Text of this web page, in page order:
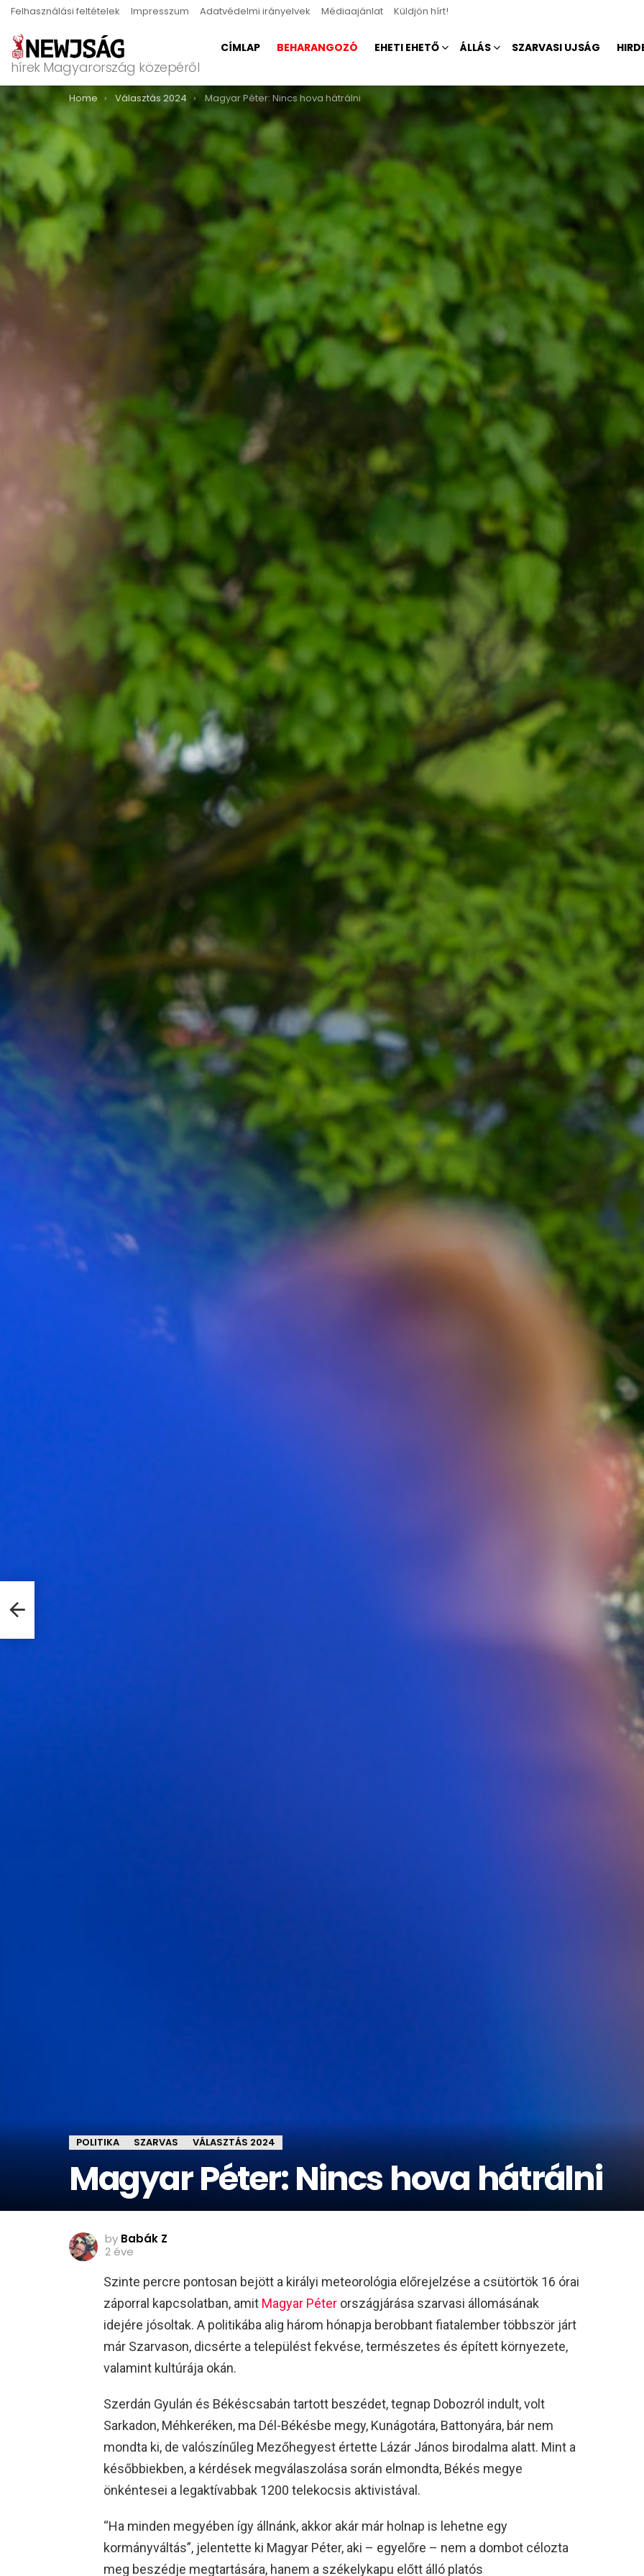
Felhasználási feltételek Impresszum Adatvédelmi irányelvek Médiaajánlat Küldjön hírt!
hírek Magyarország közepéről
CÍMLAP BEHARANGOZÓ EHETI EHETŐ ÁLLÁS SZARVASI UJSÁG
You are here:
Home Választás 2024 Magyar Péter: Nincs hova hátrálni
POLITIKA SZARVAS VÁLASZTÁS 2024
Magyar Péter: Nincs hova hátrálni
by Babák Z
2 éve
Szinte percre pontosan bejött a királyi meteorológia előrejelzése a csütörtök 16 órai
záporral kapcsolatban, amit Magyar Péter országjárása szarvasi állomásának
idejére jósoltak. A politikába alig három hónapja berobbant fiatalember többször járt
már Szarvason, dicsérte a települést fekvése, természetes és épített környezete,
valamint kultúrája okán.
Szerdán Gyulán és Békéscsabán tartott beszédet, tegnap Dobozról indult, volt
Sarkadon, Méhkeréken, ma Dél-Békésbe megy, Kunágotára, Battonyára, bár nem
mondta ki, de valószínűleg Mezőhegyest értette Lázár János birodalma alatt. Mint a
későbbiekben, a kérdések megválaszolása során elmondta, Békés megye
önkéntesei a legaktívabbak 1200 telekocsis aktivistával.
“Ha minden megyében így állnánk, akkor akár már holnap is lehetne egy
kormányváltás”, jelentette ki Magyar Péter, aki – egyelőre – nem a dombot célozta
meg beszédje megtartására, hanem a székelykapu előtt álló platós